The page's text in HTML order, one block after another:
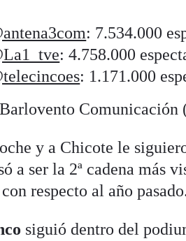
: 7.534.000
: 4.758.000
: 1.171.000
Comunicación
y a Chicote le
a ser la 2ª cadena más
respecto al año
siguió dentro del